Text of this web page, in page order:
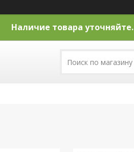
Наличие товара уточняйте.